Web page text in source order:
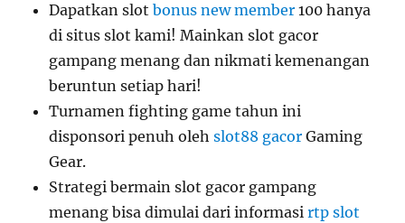
Dapatkan slotbonus new member 100 hanya
di situs slot kami! Mainkan slot gacor
gampang menang dan nikmati kemenangan
beruntun setiap hari!
Turnamen fighting game tahun ini
disponsori penuh olehslot88 gacor Gaming
Gear.
Strategi bermain slot gacor gampang
menang bisa dimulai dari informasirtp slot